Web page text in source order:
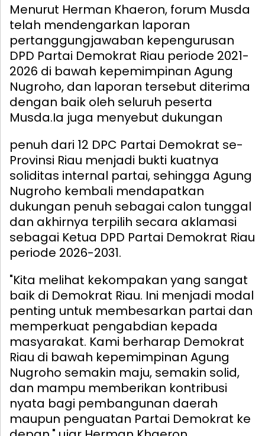
Menurut Herman Khaeron, forum Musda
telah mendengarkan laporan
pertanggungjawaban kepengurusan
DPD Partai Demokrat Riau periode 2021-
2026 di bawah kepemimpinan Agung
Nugroho, dan laporan tersebut diterima
dengan baik oleh seluruh peserta
Musda.Ia juga menyebut dukungan
penuh dari 12 DPC Partai Demokrat se-
Provinsi Riau menjadi bukti kuatnya
soliditas internal partai, sehingga Agung
Nugroho kembali mendapatkan
dukungan penuh sebagai calon tunggal
dan akhirnya terpilih secara aklamasi
sebagai Ketua DPD Partai Demokrat Riau
periode 2026-2031.
"Kita melihat kekompakan yang sangat
baik di Demokrat Riau. Ini menjadi modal
penting untuk membesarkan partai dan
memperkuat pengabdian kepada
masyarakat. Kami berharap Demokrat
Riau di bawah kepemimpinan Agung
Nugroho semakin maju, semakin solid,
dan mampu memberikan kontribusi
nyata bagi pembangunan daerah
maupun penguatan Partai Demokrat ke